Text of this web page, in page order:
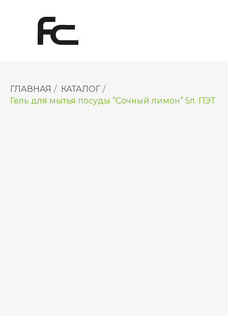
ГЛАВНАЯ / КАТАЛОГ /
Гель для мытья посуды “Сочный лимон” 5л. ПЭТ